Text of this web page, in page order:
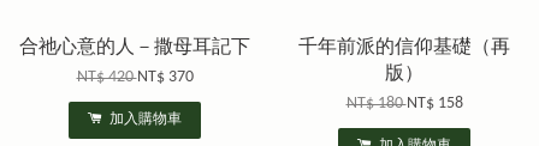
合祂心意的人－撒母耳記下
NT$ 420NT$ 370
加入購物車
千年前派的信仰基礎（再
版）
NT$ 180NT$ 158